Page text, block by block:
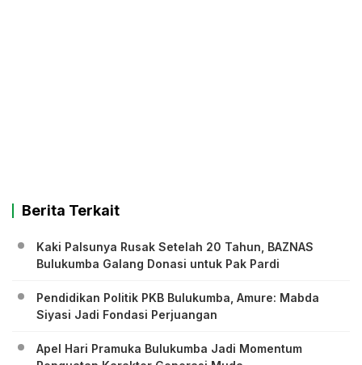
Berita Terkait
Kaki Palsunya Rusak Setelah 20 Tahun, BAZNAS
Bulukumba Galang Donasi untuk Pak Pardi
Pendidikan Politik PKB Bulukumba, Amure: Mabda
Siyasi Jadi Fondasi Perjuangan
Apel Hari Pramuka Bulukumba Jadi Momentum